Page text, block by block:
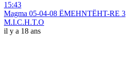
15:43
Magma 05-04-08 ËMEHNTËHT-RE 3
M.I.C.H.T.O
il y a 18 ans